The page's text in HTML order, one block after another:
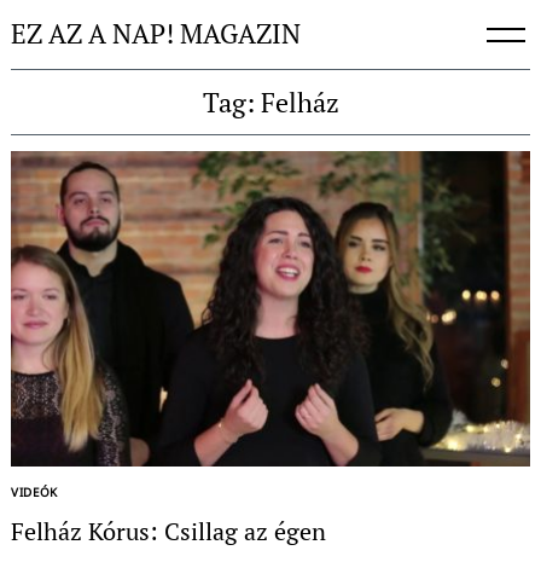
toEZ AZ A NAP! MAGAZIN
Tag: Felház
VIDEÓK
Felház Kórus: Csillag az égen
Keresés: